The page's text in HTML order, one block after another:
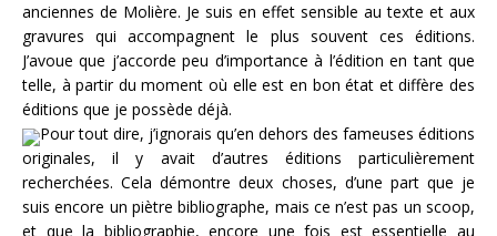
anciennes de Molière. Je suis en effet sensible au texte et aux
gravures qui accompagnent le plus souvent ces éditions.
J’avoue que j’accorde peu d’importance à l’édition en tant que
telle, à partir du moment où elle est en bon état et diffère des
éditions que je possède déjà.
Pour tout dire, j’ignorais qu’en dehors des fameuses éditions
originales, il y avait d’autres éditions particulièrement
recherchées. Cela démontre deux choses, d’une part que je
suis encore un piètre bibliographe, mais ce n’est pas un scoop,
et que la bibliographie, encore une fois est essentielle au